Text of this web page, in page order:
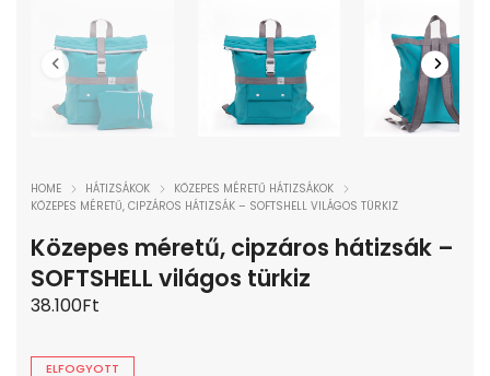
HOME HÁTIZSÁKOK
KÖZEPES MÉRETŰ HÁTIZSÁKOK
KÖZEPES MÉRETŰ, CIPZÁROS HÁTIZSÁK – SOFTSHELL VILÁGOS TÜRKIZ
Közepes méretű, cipzáros hátizsák –
SOFTSHELL világos türkiz
38.100Ft
ELFOGYOTT